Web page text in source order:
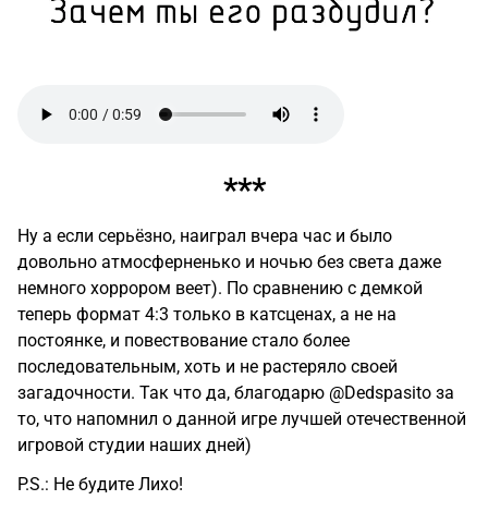
***
Ну а если серьёзно, наиграл вчера час и было
довольно атмосферненько и ночью без света даже
немного хоррором веет). По сравнению с демкой
теперь формат 4:3 только в катсценах, а не на
постоянке, и повествование стало более
последовательным, хоть и не растеряло своей
загадочности. Так что да, благодарю @Dedspasito за
то, что напомнил о данной игре лучшей отечественной
игровой студии наших дней)
P.S.: Не будите Лихо!